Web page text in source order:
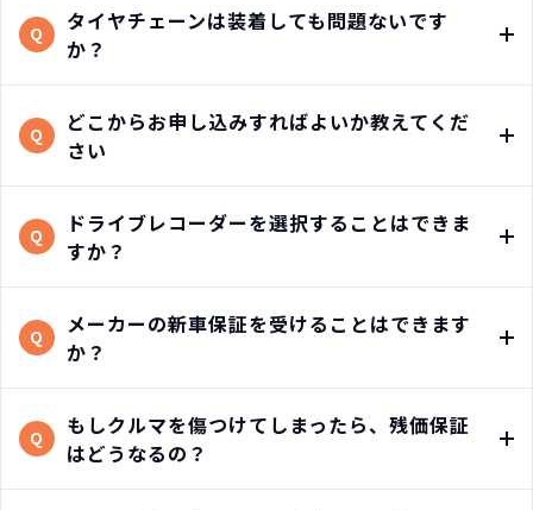
Q
タイヤチェーンは装着しても問題ないです
か？
Q
どこからお申し込みすればよいか教えてくだ
さい
Q
ドライブレコーダーを選択することはできま
すか？
Q
メーカーの新車保証を受けることはできます
か？
Q
もしクルマを傷つけてしまったら、残価保証
はどうなるの？